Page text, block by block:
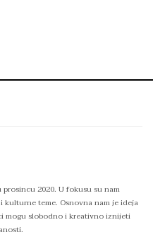
2020. U fokusu su nam
teme. Osnovna nam je ideja
mogu slobodno i kreativno iznijeti